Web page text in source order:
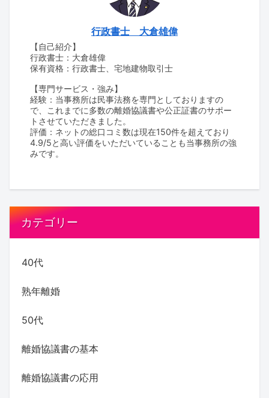
行政書士 大倉雄偉
【自己紹介】
行政書士：大倉雄偉
保有資格：行政書士、宅地建物取引士
【専門サービス・強み】
経験：当事務所は民事法務を専門としておりますの
で、これまでに多数の離婚協議書や公正証書のサポー
トさせていただきました。
評価：ネットの総口コミ数は現在150件を超えており
4.9/5と高い評価をいただいていることも当事務所の強
みです。
カテゴリー
40代
熟年離婚
50代
離婚協議書の基本
離婚協議書の応用